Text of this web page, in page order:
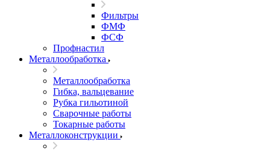
Фильтры
ФМФ
ФСФ
Профнастил
Металлообработка
Металлообработка
Гибка, вальцевание
Рубка гильотиной
Сварочные работы
Токарные работы
Металлоконструкции